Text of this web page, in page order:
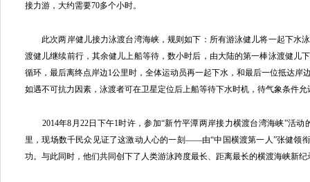
接力游，大约需要70多个小时。
此次两岸健儿接力泳渡台湾海峡，规则如下：所有游泳健儿将一起下水
渡健儿继续前行，其余健儿上船等待，数小时后，由大陆的第一棒泳渡健儿
循环，最后离终点岸边1公里时，全体运动员再一起下水，和最后一位抵达岸
如遇不可抗力因素，泳渡者可在卫星定位后上船等待下水时机，待气象条件
2014年8月22日下午1时许，参加“新竹平潭两岸接力横渡台湾海峡”活动
里，现场数千民众见证了这激动人心的一刻——由“中国横渡第一人”张健领
功。与此同时，他们共同创下了人类游泳跨度最长、距离最长的横渡海峡新纪